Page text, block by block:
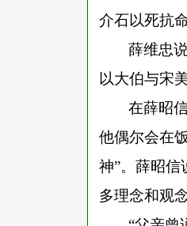
介石以死抗命
薛维忠
以大伯与宋
在薛昭
他偶尔会在
神”。薛昭信
多理念和观